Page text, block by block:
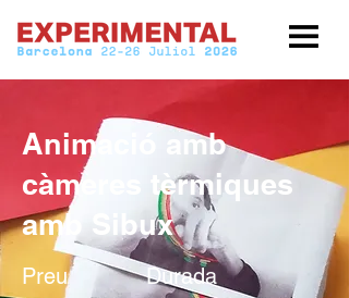
Animació amb
càmeres tèrmiques
amb Sibux
Preu Durada